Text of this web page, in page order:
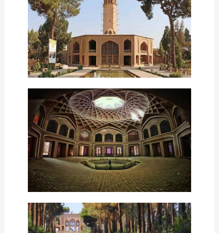
الصور لقصر هشتی
نوافير المیاة للحديقة